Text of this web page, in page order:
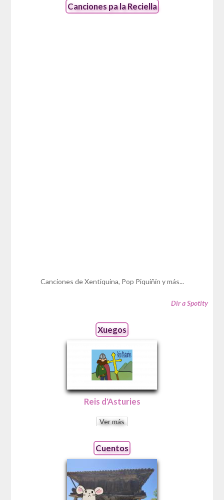
Canciones pa la Reciella
Canciones de Xentiquina, Pop Piquiñín y más...
Dir a Spotity
Xuegos
Reis d'Asturies
Ver más
Cuentos